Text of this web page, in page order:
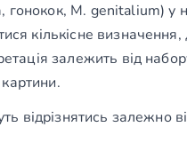
гонокок, M. genitalium) у
кількісне визначення,
залежить від
відрізнятись залежно